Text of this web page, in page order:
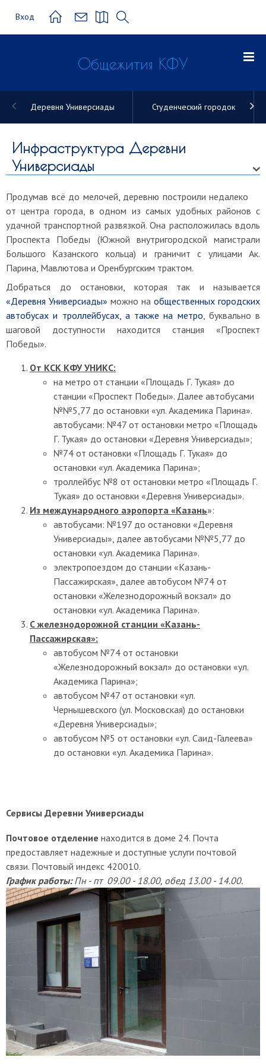
Вход
Общежития КФУ
Общежитие
КФУ
Деревня Универсиады Студенческий городок
Инфраструктура Деревни
Универсиады
Продумав всё до мелочей, деревню построили недалеко
от центра города, в одном из самых удобных районов с
удачной транспортной развязкой. Она расположилась вдоль
Проспекта Победы (Южной внутригородской магистрали
Большого Казанского кольца) и граничит с улицами Ак.
Парина, Мавлютова и Оренбургским трактом.
Добраться до остановки, которая так и называется
«Деревня Универсиады» можно на общественных городских
автобусах и троллейбусах, а также на метро, буквально в
шаговой доступности находится станция «Проспект
Победы».
От КСК КФУ УНИКС:
на метро от станции «Площадь Г. Тукая» до
станции «Проспект Победы». Далее автобусами
№№5,77 до остановки «ул. Академика Парина».
автобусами: №47 от остановки метро «Площадь
Г. Тукая» до остановки «Деревня Универсиады»;
№74 от остановки «Площадь Г. Тукая» до
остановки «ул. Академика Парина»;
троллейбус №8 от остановки метро «Площадь Г.
Тукая» до остановки «Деревня Универсиады».
Из международного аэропорта «Казань»:
автобусами: №197 до остановки «Деревня
Универсиады», далее автобусами №№5,77 до
остановки «ул. Академика Парина».
электропоездом до станции «Казань-
Пассажирская», далее автобусом №74 от
остановки «Железнодорожный вокзал» до
остановки «ул. Академика Парина».
С железнодорожной станции «Казань-
Пассажирская»:
автобусом №74 от остановки
«Железнодорожный вокзал» до остановки «ул.
Академика Парина»;
автобусом №47 от остановки «ул.
Чернышевского (ул. Московская) до остановки
«Деревня Универсиады»;
автобусом №5 от остановки «ул. Саид-Галеева»
до остановки «ул. Академика Парина».
Сервисы Деревни Универсиады
Почтовое отделение находится в доме 24. Почта
предоставляет надежные и доступные услуги почтовой
связи. Почтовый индекс 420010.
График работы:Пн - пт 09.00 - 18.00, обед 13.00 - 14.00.